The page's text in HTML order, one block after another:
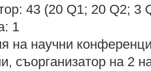
43 (20 Q1; 20 Q2; 3
1
на научни
съорганизатор на 2